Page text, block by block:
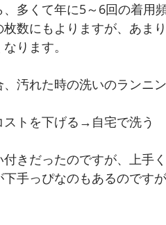
多くて年に5～6回の着用
枚数にもよりますが、あま
ります。
汚れた時の洗いのランニ
ストを下げる→自宅で洗う
付きだったのですが、上手
下手っぴなのもあるのです